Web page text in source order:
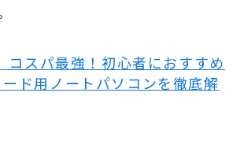
コスパ最強！初心者におすすめ
ド用ノートパソコンを徹底解